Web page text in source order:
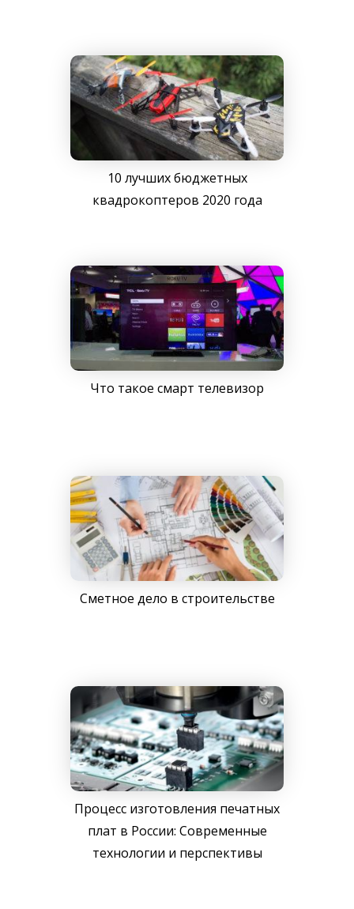
10 лучших бюджетных
квадрокоптеров 2020 года
Что такое смарт телевизор
Сметное дело в строительстве
Процесс изготовления печатных
плат в России: Современные
технологии и перспективы